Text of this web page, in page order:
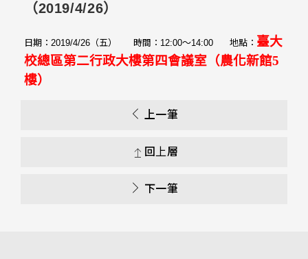
（2019/4/26）
日期：2019/4/26（五） 時間：12:00～14:00 地點： 臺大
校總區第二行政大樓第四會議室（農化新館5
樓）
上一筆
回上層
下一筆